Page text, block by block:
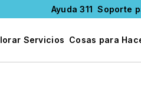
Ayuda 311 Soporte
Servicios Cosas para